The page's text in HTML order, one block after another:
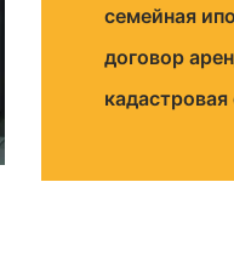
семейная
договор